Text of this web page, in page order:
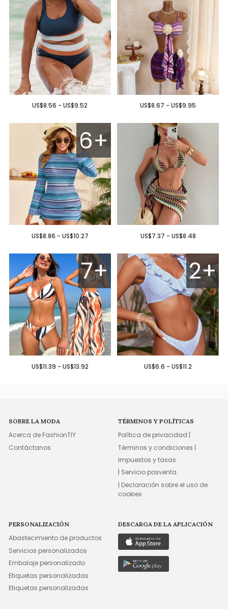
US$8.56 - US$9.52 US$8.67 - US$9.95
6+
US$8.86 - US$10.27 US$7.37 - US$8.48
7+
US$11.39 - US$13.92
2+
US$6.6 - US$11.2
SOBRE LA MODA
Acerca de FashionTIY
Contáctanos
TÉRMINOS Y POLÍTICAS
Política de privacidad |
Términos y condiciones |
Impuestos y tasas
| Servicio posventa
| Declaración sobre el uso de
cookies
PERSONALIZACIÓN
Abastecimiento de productos
Servicios personalizados
Embalaje personalizado
Etiquetas personalizadas
Etiquetas personalizadas
DESCARGA DE LA APLICACIÓN